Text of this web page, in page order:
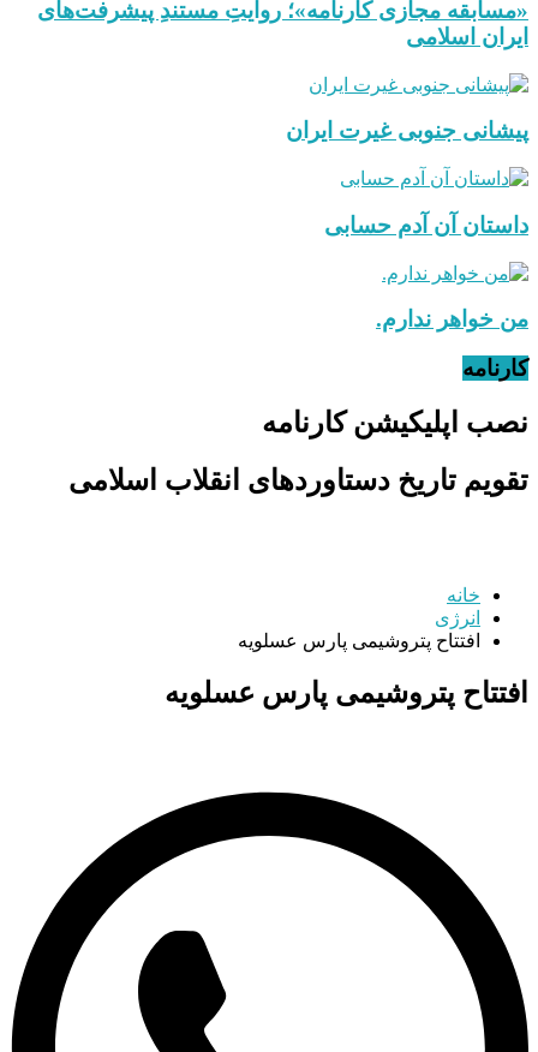
«مسابقه مجازی کارنامه»؛ روایتِ مستندِ پیشرفت‌های
ایران اسلامی
پیشانی جنوبی غیرت ایران
داستان آن آدم حسابی
من خواهر ندارم.
کارنامه
نصب اپلیکیشن کارنامه
تقویم تاریخ دستاوردهای انقلاب اسلامی
خانه
انرژی
افتتاح پتروشیمی پارس عسلویه
افتتاح پتروشیمی پارس عسلویه